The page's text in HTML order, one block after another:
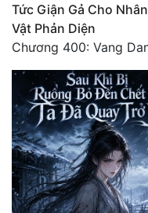
Tức Giận Gả Cho Nhân
Vật Phản Diện